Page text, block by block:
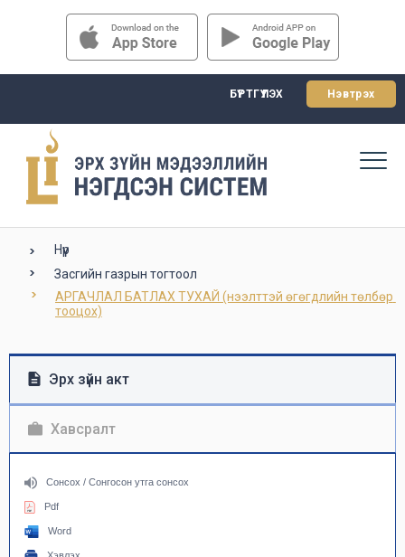
БҮРТГҮҮЛЭХ Нэвтрэх
Нүүр
Засгийн газрын тогтоол
АРГАЧЛАЛ БАТЛАХ ТУХАЙ (нээлттэй өгөгдлийн төлбөр
тооцох)
Эрх зүйн акт
Хавсралт
Сонсох / Сонгосон утга сонсох
Pdf
Word